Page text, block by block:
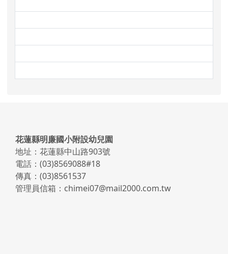
頁尾區域內容
花蓮縣明廉國小附設幼兒園
地址：花蓮縣中山路903號
電話：(03)8569088#18
傳真：(03)8561537
管理員信箱：chimei07@mail2000.com.tw